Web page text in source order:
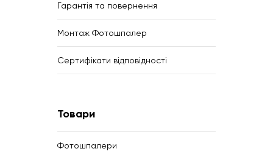
Гарантія та повернення
Монтаж Фотошпалер
Сертифікати відповідності
Товари
Фотошпалери